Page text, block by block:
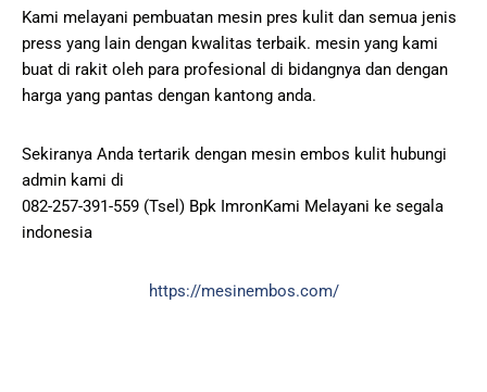
Kami melayani pembuatan mesin pres kulit dan semua jenis
press yang lain dengan kwalitas terbaik. mesin yang kami
buat di rakit oleh para profesional di bidangnya dan dengan
harga yang pantas dengan kantong anda.
Sekiranya Anda tertarik dengan mesin embos kulit hubungi
admin kami di
082-257-391-559 (Tsel) Bpk ImronKami Melayani ke segala
indonesia
https://mesinembos.com/